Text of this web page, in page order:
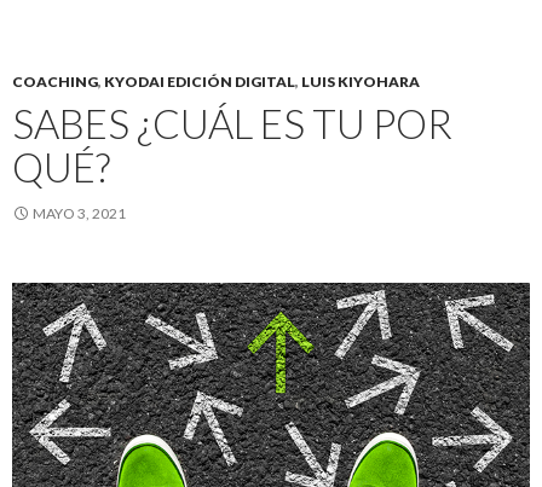
COACHING, KYODAI EDICIÓN DIGITAL, LUIS KIYOHARA
SABES ¿CUÁL ES TU POR
QUÉ?
MAYO 3, 2021